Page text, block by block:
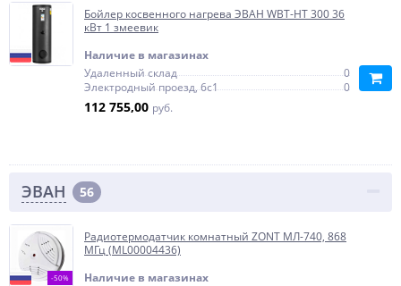
Бойлер косвенного нагрева ЭВАН WBT-HT 300 36
кВт 1 змеевик
Наличие в магазинах
Удаленный склад
0
Электродный проезд, 6с1
0
112 755,00 руб.
ЭВАН 56
-50%
Радиотермодатчик комнатный ZONT МЛ-740, 868
МГц (ML00004436)
Наличие в магазинах